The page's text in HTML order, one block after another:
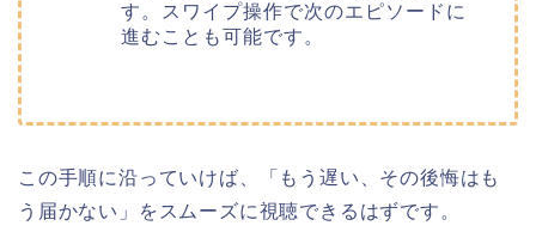
す。スワイプ操作で次のエピソードに
進むことも可能です。
この手順に沿っていけば、「もう遅い、その後悔はも
う届かない 」 をスムーズに視聴できるはずです。